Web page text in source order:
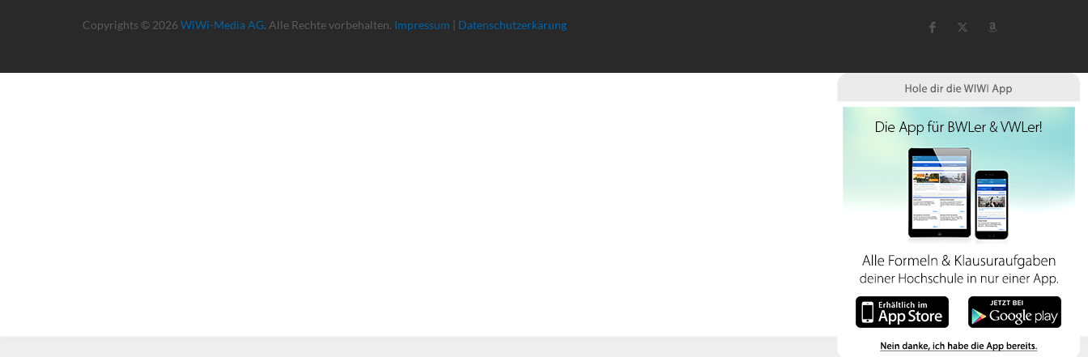
Copyrights © 2026 WiWi-Media AG. Alle Rechte vorbehalten. Impressum | Datenschutzerkärung